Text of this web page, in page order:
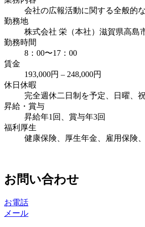
会社の広報活動に関する全般的
勤務地
株式会社 栄（本社）滋賀県高島
勤務時間
8：00〜17：00
賃金
193,000円 – 248,000円
休日休暇
完全週休二日制を予定、日曜、
昇給・賞与
昇給年1回、賞与年3回
福利厚生
健康保険、厚生年金、雇用保険
お問い合わせ
お電話
メール